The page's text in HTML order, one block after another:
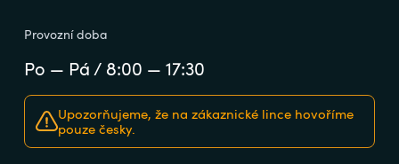
Provozní doba
Po — Pá / 8:00 — 17:30
Upozorňujeme, že na zákaznické lince hovoříme
pouze česky.